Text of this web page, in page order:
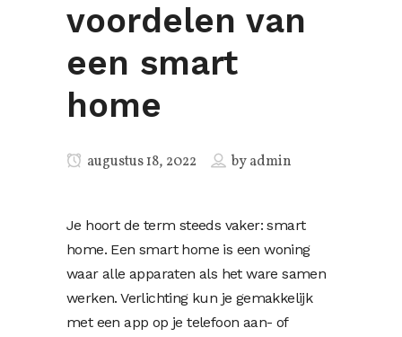
voordelen van
een smart
home
augustus 18, 2022 byadmin
Je hoort de term steeds vaker: smart
home. Een smart home is een woning
waar alle apparaten als het ware samen
werken. Verlichting kun je gemakkelijk
met een app op je telefoon aan- of